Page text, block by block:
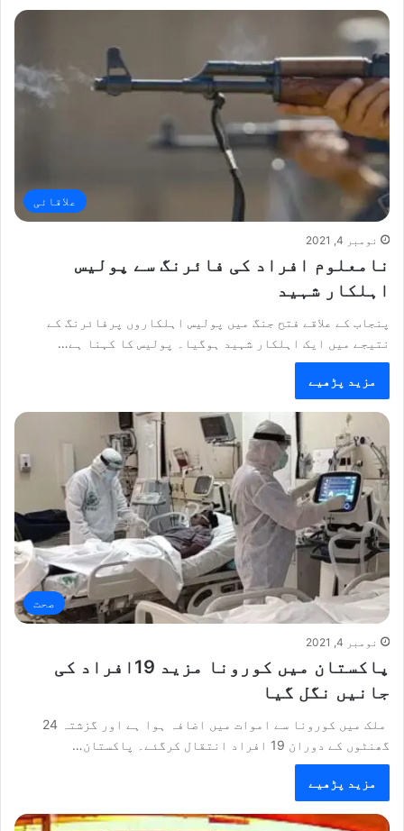
علاقائی
نومبر 4, 2021
نامعلوم افراد کی فائرنگ سے پولیس
اہلکار شہید
پنجاب کے علاقے فتح جنگ میں پولیس اہلکاروں پرفائرنگ کے
نتیجے میں ایک اہلکار شہید ہوگیا۔ پولیس کا کہنا ہے…
مزید پڑھیے
صحت
نومبر 4, 2021
پاکستان میں کورونا مزید 19افراد کی
جانیں نگل گیا
ملک میں کورونا سے اموات میں اضافہ ہوا ہے اور گزشتہ 24
گھنٹوں کے دوران 19 افراد انتقال کرگئے۔ پاکستان…
مزید پڑھیے